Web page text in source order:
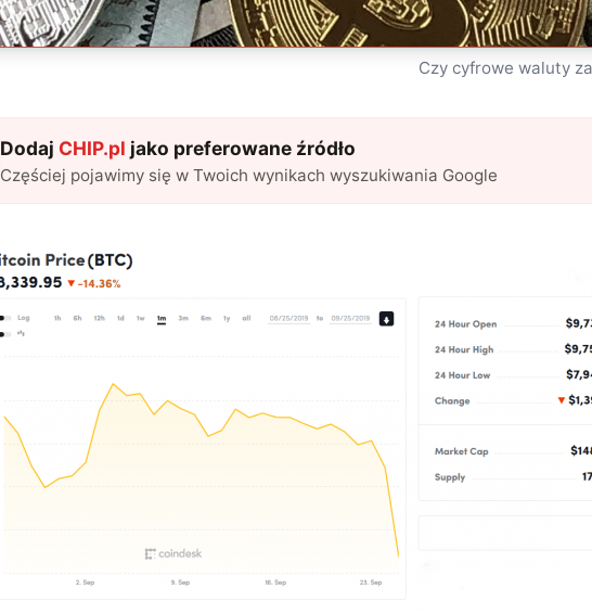
Czy cyfrowe waluty
Dodaj CHIP.pl jako preferowane źródło
Częściej pojawimy się w Twoich wynikach wyszukiwania Google